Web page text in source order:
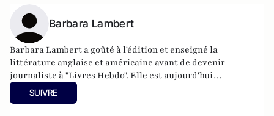
Barbara Lambert
Barbara Lambert a goûté à l'édition et enseigné la
littérature anglaise et américaine avant de devenir
journaliste à "Livres Hebdo". Elle est aujourd'hui
responsable des rubriques société/idées d'Atlantico.fr.
SUIVRE